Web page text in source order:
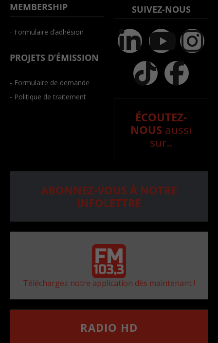
MEMBERSHIP
- Formulaire d’adhésion
PROJETS D’ÉMISSION
- Formulaire de demande
- Politique de traitement
SUIVEZ-NOUS
ÉCOUTEZ-
NOUS aussi
sur..
ABONNEZ-VOUS À NOTRE
INFOLETTRE
Téléchargez notre application dès maintenant !
RADIO HD